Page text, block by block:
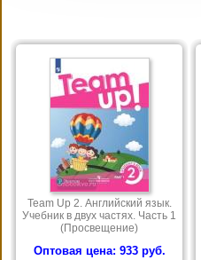
Team Up 2. Английский язык.
Учебник в двух частях. Часть 1
(Просвещение)
Оптовая цена: 933 руб.